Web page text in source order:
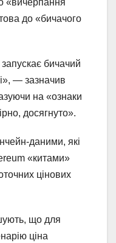
до «бичачого
бичачий
— зазначив
на «ознаки
досягнуто».
даними, які
«китами»
цінових
що для
ціна